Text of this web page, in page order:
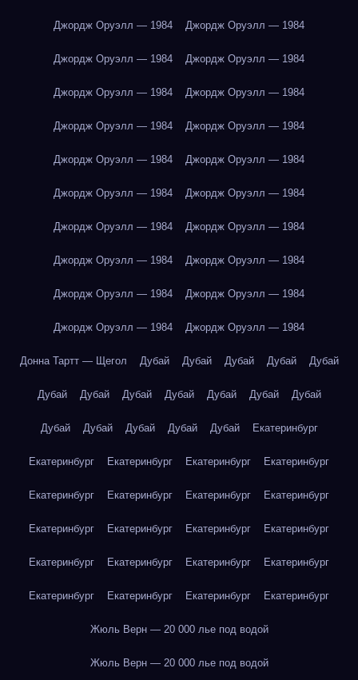
Джордж Оруэлл — 1984 Джордж Оруэлл — 1984
Джордж Оруэлл — 1984 Джордж Оруэлл — 1984
Джордж Оруэлл — 1984 Джордж Оруэлл — 1984
Джордж Оруэлл — 1984 Джордж Оруэлл — 1984
Джордж Оруэлл — 1984 Джордж Оруэлл — 1984
Джордж Оруэлл — 1984 Джордж Оруэлл — 1984
Джордж Оруэлл — 1984 Джордж Оруэлл — 1984
Джордж Оруэлл — 1984 Джордж Оруэлл — 1984
Джордж Оруэлл — 1984 Джордж Оруэлл — 1984
Джордж Оруэлл — 1984 Джордж Оруэлл — 1984
Донна Тартт — Щегол Дубай Дубай Дубай Дубай Дубай
Дубай Дубай Дубай Дубай Дубай Дубай Дубай
Дубай Дубай Дубай Дубай Дубай Екатеринбург
Екатеринбург Екатеринбург Екатеринбург Екатеринбург
Екатеринбург Екатеринбург Екатеринбург Екатеринбург
Екатеринбург Екатеринбург Екатеринбург Екатеринбург
Екатеринбург Екатеринбург Екатеринбург Екатеринбург
Екатеринбург Екатеринбург Екатеринбург Екатеринбург
Жюль Верн — 20 000 лье под водой
Жюль Верн — 20 000 лье под водой